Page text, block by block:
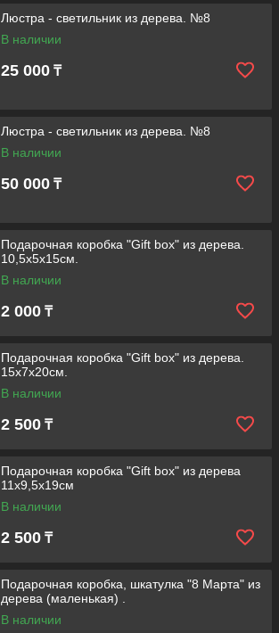
Люстра - светильник из дерева. №8
В наличии
25 000 ₸
Люстра - светильник из дерева. №8
В наличии
50 000 ₸
Подарочная коробка "Gift box" из дерева.
10,5х5х15см.
В наличии
2 000 ₸
Подарочная коробка "Gift box" из дерева.
15х7х20см.
В наличии
2 500 ₸
Подарочная коробка "Gift box" из дерева
11х9,5х19см
В наличии
2 500 ₸
Подарочная коробка, шкатулка "8 Марта" из
дерева (маленькая) .
В наличии